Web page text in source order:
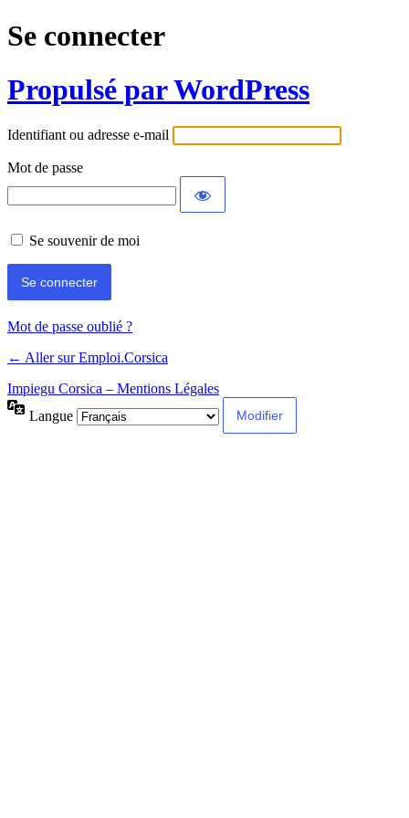
Se connecter
Propulsé par WordPress
Identifiant ou adresse e-mail
Mot de passe
Se souvenir de moi
Mot de passe oublié ?
← Aller sur Emploi.Corsica
Impiegu Corsica – Mentions Légales
Langue